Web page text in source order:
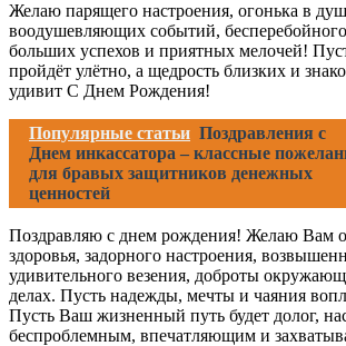
Желаю парящего настроения, огонька в
воодушевляющих событий, бесперебойного
больших успехов и приятных мелочей!
пройдёт улётно, а щедрость близких и
удивит С Днем Рождения!
Популярные статьи Поздравления с
Днем инкассатора – классные
для бравых защитников денежных
ценностей
Поздравляю с днем рождения! Желаю Вам
здоровья, задорного настроения,
удивительного везения, доброты
делах. Пусть надежды, мечты и чаяния
Пусть Ваш жизненный путь будет долог,
беспроблемным, впечатляющим и